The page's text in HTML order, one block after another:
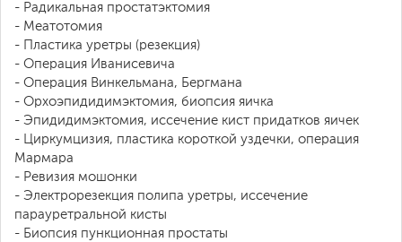
- Радикальная простатэктомия
- Меатотомия
- Пластика уретры (резекция)
- Операция Иванисевича
- Операция Винкельмана, Бергмана
- Орхоэпидидимэктомия, биопсия яичка
- Эпидидимэктомия, иссечение кист придатков яичек
- Циркумцизия, пластика короткой уздечки, операция
Мармара
- Ревизия мошонки
- Электрорезекция полипа уретры, иссечение
парауретральной кисты
- Биопсия пункционная простаты